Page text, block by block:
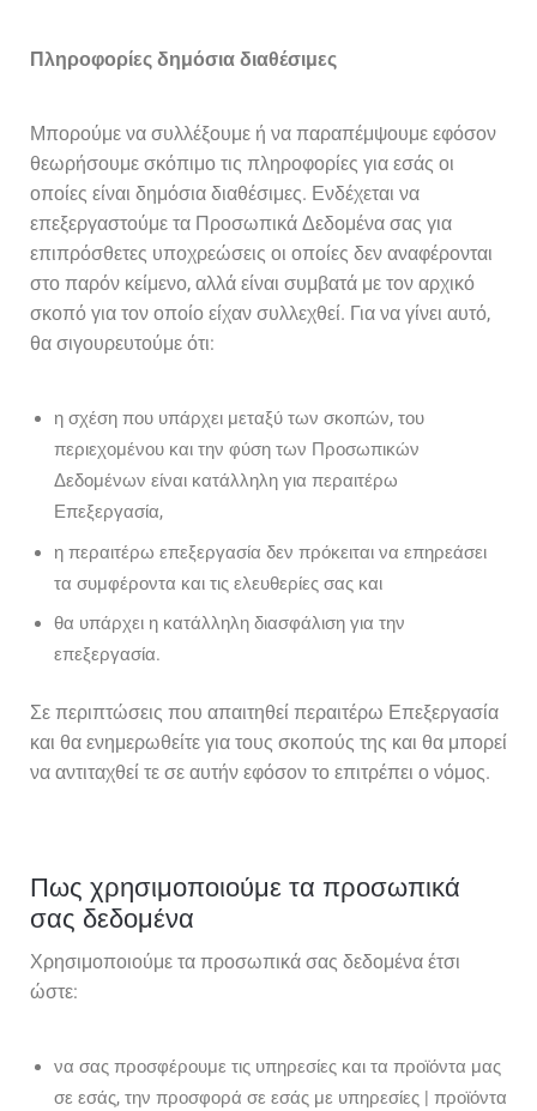
Πληροφορίες δημόσια διαθέσιμες
Μπορούμε να συλλέξουμε ή να παραπέμψουμε εφόσον
θεωρήσουμε σκόπιμο τις πληροφορίες για εσάς οι
οποίες είναι δημόσια διαθέσιμες. Ενδέχεται να
επεξεργαστούμε τα Προσωπικά Δεδομένα σας για
επιπρόσθετες υποχρεώσεις οι οποίες δεν αναφέρονται
στο παρόν κείμενο, αλλά είναι συμβατά με τον αρχικό
σκοπό για τον οποίο είχαν συλλεχθεί. Για να γίνει αυτό,
θα σιγουρευτούμε ότι:
η σχέση που υπάρχει μεταξύ των σκοπών, του
περιεχομένου και την φύση των Προσωπικών
Δεδομένων είναι κατάλληλη για περαιτέρω
Επεξεργασία,
η περαιτέρω επεξεργασία δεν πρόκειται να επηρεάσει
τα συμφέροντα και τις ελευθερίες σας και
θα υπάρχει η κατάλληλη διασφάλιση για την
επεξεργασία.
Σε περιπτώσεις που απαιτηθεί περαιτέρω Επεξεργασία
και θα ενημερωθείτε για τους σκοπούς της και θα μπορεί
να αντιταχθεί τε σε αυτήν εφόσον το επιτρέπει ο νόμος.
Πως χρησιμοποιούμε τα προσωπικά
σας δεδομένα
Χρησιμοποιούμε τα προσωπικά σας δεδομένα έτσι
ώστε:
να σας προσφέρουμε τις υπηρεσίες και τα προϊόντα μας
σε εσάς, την προσφορά σε εσάς με υπηρεσίες | προϊόντα